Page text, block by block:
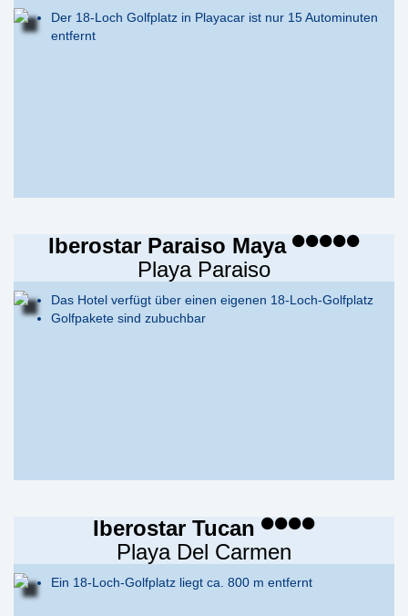
Der 18-Loch Golfplatz in Playacar ist nur 15 Autominuten
entfernt
Iberostar Paraiso Maya
Playa Paraiso
Das Hotel verfügt über einen eigenen 18-Loch-Golfplatz
Golfpakete sind zubuchbar
Iberostar Tucan
Playa Del Carmen
Ein 18-Loch-Golfplatz liegt ca. 800 m entfernt